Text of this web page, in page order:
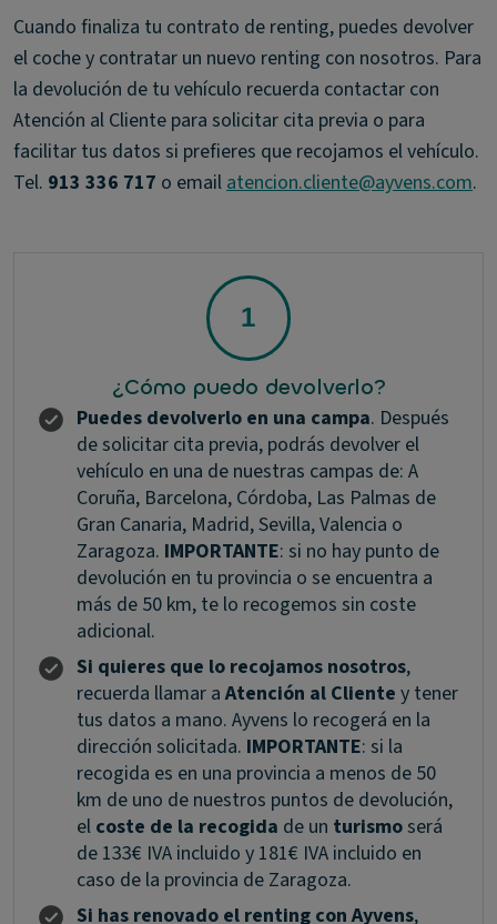
Cuando finaliza tu contrato de renting, puedes devolver
el coche y contratar un nuevo renting con nosotros. Para
la devolución de tu vehículo recuerda contactar con
Atención al Cliente para solicitar cita previa o para
facilitar tus datos si prefieres que recojamos el vehículo.
Tel. 913 336 717 o emailatencion.cliente@ayvens.com.
¿Cómo puedo devolverlo?
Puedes devolverlo en una campa. Después
de solicitar cita previa, podrás devolver el
vehículo en una de nuestras campas de: A
Coruña, Barcelona, Córdoba, Las Palmas de
Gran Canaria, Madrid, Sevilla, Valencia o
Zaragoza. IMPORTANTE: si no hay punto de
devolución en tu provincia o se encuentra a
más de 50 km, te lo recogemos sin coste
adicional.
Si quieres que lo recojamos nosotros,
recuerda llamar aAtención al Cliente y tener
tus datos a mano. Ayvens lo recogerá en la
dirección solicitada. IMPORTANTE: si la
recogida es en una provincia a menos de 50
km de uno de nuestros puntos de devolución,
el coste de la recogida de un turismoserá
de 133€ IVA incluido y 181€ IVA incluido en
caso de la provincia de Zaragoza.
Si has renovado el renting con Ayvens,